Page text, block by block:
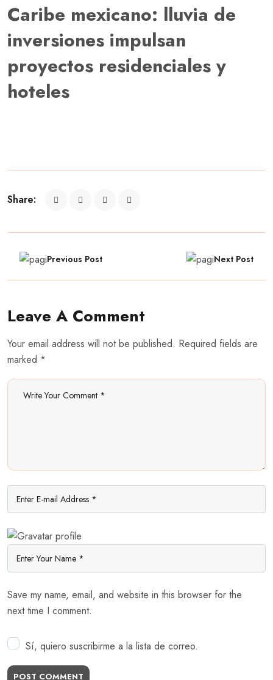
Caribe mexicano: lluvia de
inversiones impulsan
proyectos residenciales y
hoteles
Share:
Previous Post Next Post
Leave A Comment
Your email address will not be published. Required fields are
marked *
Save my name, email, and website in this browser for the
next time I comment.
Sí, quiero suscribirme a la lista de correo.
POST COMMENT